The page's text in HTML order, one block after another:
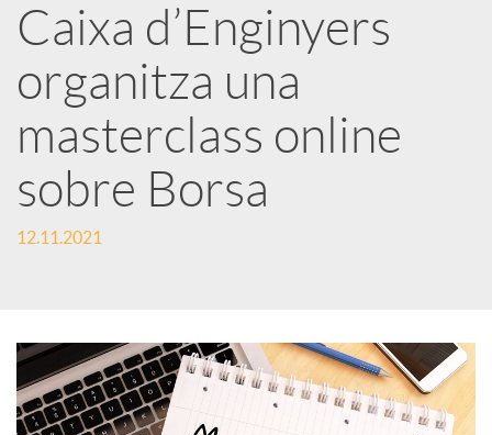
r
x
e
s
S
o
Caixa d’Enginyers
organitza una
masterclass online
sobre Borsa
12.11.2021